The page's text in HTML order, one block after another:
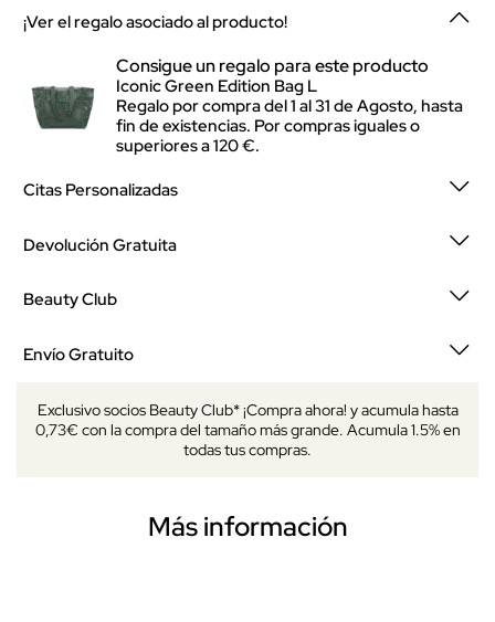
¡Ver el regalo asociado al producto!
Consigue un regalo para este producto
Iconic Green Edition Bag L
Regalo por compra del 1 al 31 de Agosto, hasta
fin de existencias. Por compras iguales o
superiores a 120 €.
Citas Personalizadas
Devolución Gratuita
Beauty Club
Envío Gratuito
Exclusivo socios Beauty Club* ¡Compra ahora! y acumula hasta
0,73€ con la compra del tamaño más grande. Acumula 1.5% en
todas tus compras.
Más información